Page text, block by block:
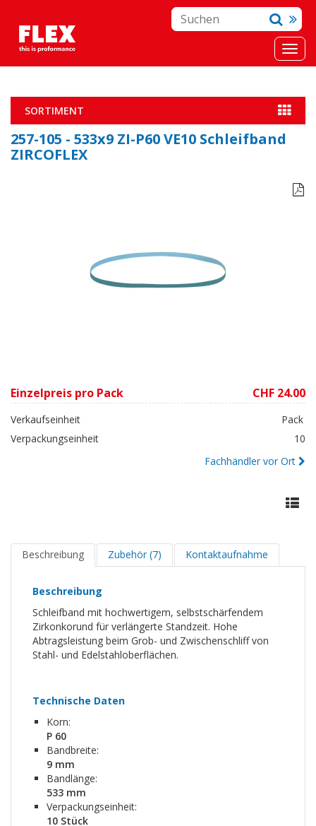
SORTIMENT
257-105 - 533x9 ZI-P60 VE10 Schleifband
ZIRCOFLEX

Einzelpreis pro Pack CHF 24.00
Verkaufseinheit
Pack
Verpackungseinheit
10
Fachhändler vor Ort
Beschreibung Zubehör (7) Kontaktaufnahme
Beschreibung
Schleifband mit hochwertigem, selbstschärfendem
Zirkonkorund für verlängerte Standzeit. Hohe
Abtragsleistung beim Grob- und Zwischenschliff von
Stahl- und Edelstahloberflächen.
Technische Daten
Korn:
P 60
Bandbreite:
9 mm
Bandlänge:
533 mm
Verpackungseinheit:
10 Stück